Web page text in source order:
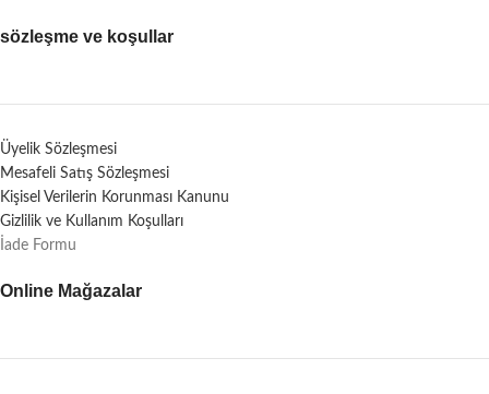
sözleşme ve koşullar
Üyelik Sözleşmesi
Mesafeli Satış Sözleşmesi
Kişisel Verilerin Korunması Kanunu
Gizlilik ve Kullanım Koşulları
İade Formu
Online Mağazalar